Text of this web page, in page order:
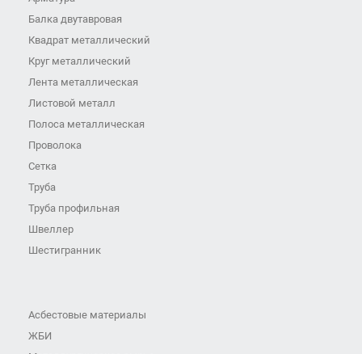
Балка двутавровая
Квадрат металлический
Круг металлический
Лента металлическая
Листовой металл
Полоса металлическая
Проволока
Сетка
Труба
Труба профильная
Швеллер
Шестигранник
Асбестовые материалы
ЖБИ